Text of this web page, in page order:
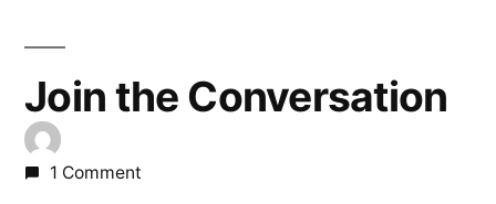
Join the Conversation
1 Comment